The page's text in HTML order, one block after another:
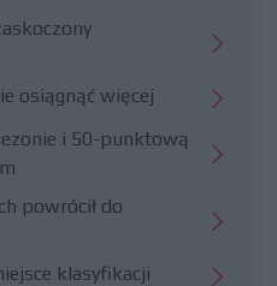
osiągnąć więcej
i 50-punktową
powrócił do
klasyfikacji